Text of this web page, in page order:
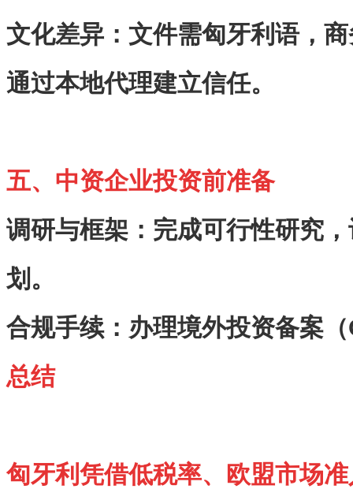
文化差异 ：文件需匈牙利语，
通过本地代理建立信任。
五、中资企业投资前准备
调研与框架 ：完成可行性研究
划。
合规手续‌：办理境外投资备案（
总结
匈牙利凭借低税率、欧盟市场